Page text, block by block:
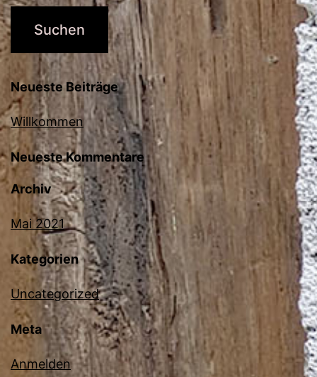
Neueste Beiträge
Willkommen
Neueste Kommentare
Archiv
Mai 2021
Kategorien
Uncategorized
Meta
Anmelden